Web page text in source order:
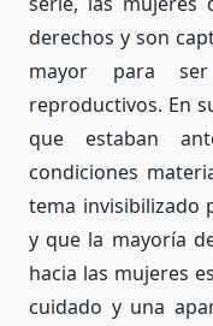
derechos y son
mayor para
reproductivos. En
que estaban
condiciones
tema invisibilizado
y que la mayoría
hacia las mujeres
cuidado y una